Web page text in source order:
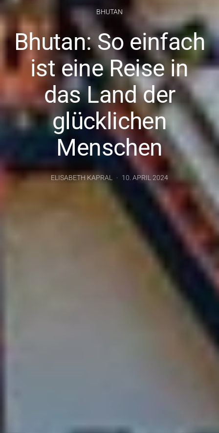
BHUTAN
Bhutan: So einfach
ist eine Reise in
das Land der
glücklichen
Menschen
ELISABETH KAPRAL 10. APRIL 2024